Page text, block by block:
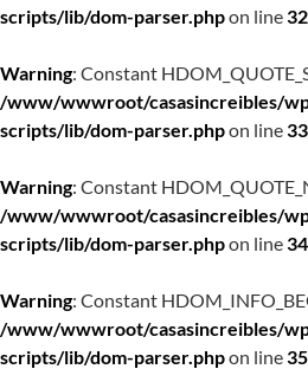
scripts/lib/dom-parser.phpon line32
Warning: Constant
/www/wwwroot/casasincreibles/
scripts/lib/dom-parser.phpon line33
Warning: Constant
/www/wwwroot/casasincreibles/
scripts/lib/dom-parser.phpon line34
Warning: Constant
/www/wwwroot/casasincreibles/
scripts/lib/dom-parser.phpon line35